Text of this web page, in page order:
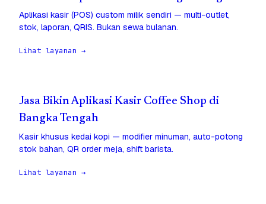
Aplikasi kasir (POS) custom milik sendiri — multi-outlet,
stok, laporan, QRIS. Bukan sewa bulanan.
Lihat layanan →
Jasa Bikin Aplikasi Kasir Coffee Shop di
Bangka Tengah
Kasir khusus kedai kopi — modifier minuman, auto-potong
stok bahan, QR order meja, shift barista.
Lihat layanan →